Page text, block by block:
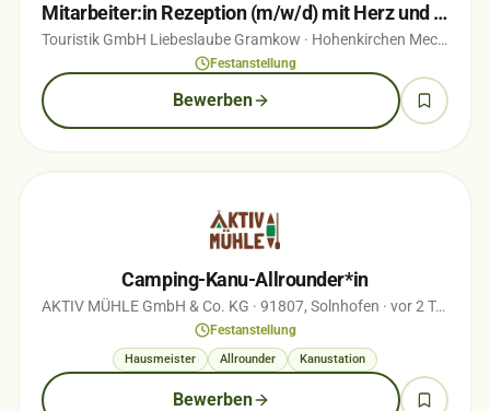
Mitarbeiter:in Rezeption (m/w/d) mit Herz und Blick für Menschen in Vollzeit
Touristik GmbH Liebeslaube Gramkow · Hohenkirchen Mecklenburg
Festanstellung
Bewerben
Camping-Kanu-Allrounder*in
AKTIV MÜHLE GmbH & Co. KG · 91807, Solnhofen · vor 2 Tagen
Festanstellung
Hausmeister Allrounder Kanustation
Bewerben